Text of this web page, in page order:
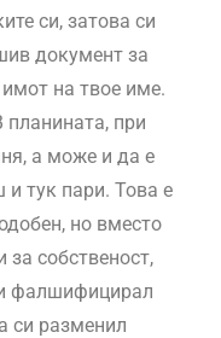
си, затова си
документ за
на твое име.
планината, при
а може и да е
тук пари. Това е
но вместо
собственост,
фалшифицирал
си разменил